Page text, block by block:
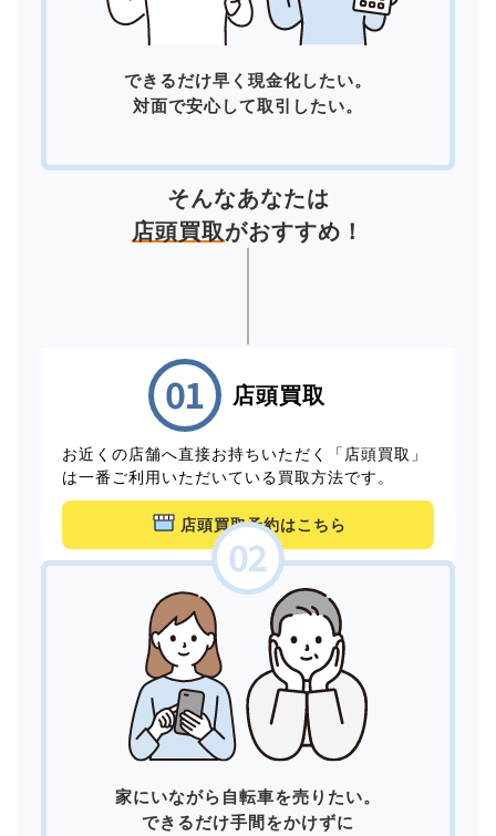
できるだけ早く現金化したい。
対面で安心して取引したい。
そんなあなたは
店頭買取がおすすめ！
店頭買取
お近くの店舗へ直接お持ちいただく「店頭買取」
は一番ご利用いただいている買取方法です。
店頭買取予約はこちら
家にいながら自転車を売りたい。
できるだけ手間をかけずに